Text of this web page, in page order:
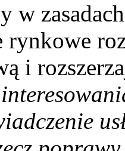
w
rynkowe
i